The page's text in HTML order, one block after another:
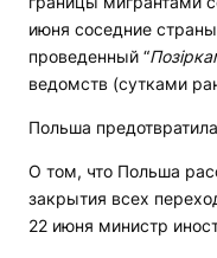
июня соседние
проведенный “
ведомств (сутками
Польша
О том, что Польша
закрытия всех
22 июня министр